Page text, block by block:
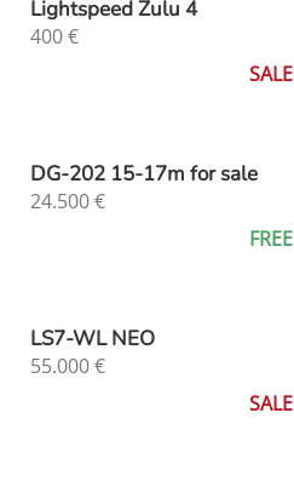
Lightspeed Zulu 4
400€
SALE
DG-202 15-17m for sale
24.500€
FREE
LS7-WL NEO
55.000€
SALE